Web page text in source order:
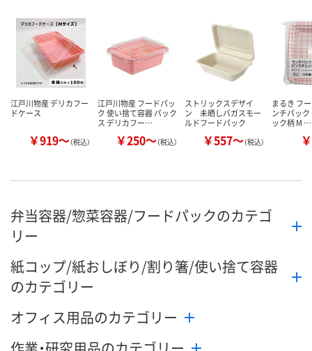
数量
カゴへ カゴへ カ
江戸川物産 デリカフー
ドケース
￥919～（税込）
江戸川物産 フードパッ
ク 使い捨て容器 パック
ス デリカフー…
￥250～（税込）
ストリックスデザイ
ン 未晒しバガスモー
ルドフードパック
￥557～（税込）
まるき フ
ンチパッ
ック柄 M …
弁当容器/惣菜容器/フードパックのカテゴ
リー
紙コップ/紙おしぼり/割り箸/使い捨て容器
のカテゴリー
オフィス用品のカテゴリー